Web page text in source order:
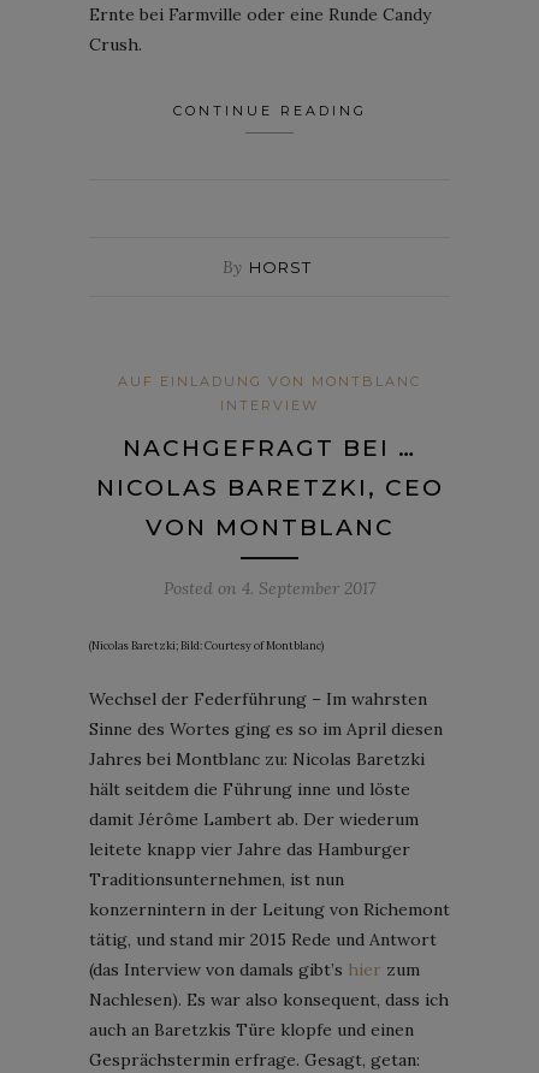
Ernte bei Farmville oder eine Runde Candy
Crush.
CONTINUE READING
By HORST
AUF EINLADUNG VON MONTBLANC
INTERVIEW
NACHGEFRAGT BEI …
NICOLAS BARETZKI, CEO
VON MONTBLANC
Posted on 4. September 2017
(Nicolas Baretzki; Bild: Courtesy of Montblanc)
Wechsel der Federführung – Im wahrsten
Sinne des Wortes ging es so im April diesen
Jahres bei Montblanc zu: Nicolas Baretzki
hält seitdem die Führung inne und löste
damit Jérôme Lambert ab. Der wiederum
leitete knapp vier Jahre das Hamburger
Traditionsunternehmen, ist nun
konzernintern in der Leitung von Richemont
tätig, und stand mir 2015 Rede und Antwort
(das Interview von damals gibt’s hier zum
Nachlesen). Es war also konsequent, dass ich
auch an Baretzkis Türe klopfe und einen
Gesprächstermin erfrage. Gesagt, getan: